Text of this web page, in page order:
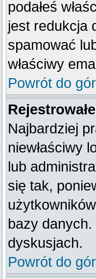
podałeś
jest redukcja
spamować
właściwy
Powrót do
Najbardziej
niewłaściwy
lub
się tak,
bazy
dyskusjach.
Powrót do